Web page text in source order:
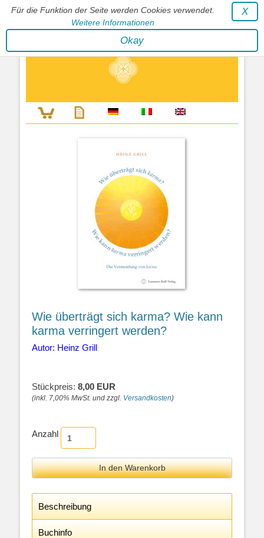
Für die Funktion der Seite werden Cookies verwendet.
Weitere Informationen
X
Okay
Stephan Wunderlich Verlag
Literatur zur Förderung der Gestaltfähigkeit des Lebens
Wie überträgt sich karma? Wie kann
karma verringert werden?
Autor: Heinz Grill
Stückpreis: 8,00 EUR
(inkl. 7,00% MwSt. und zzgl. Versandkosten)
Anzahl
Beschreibung
Buchinfo